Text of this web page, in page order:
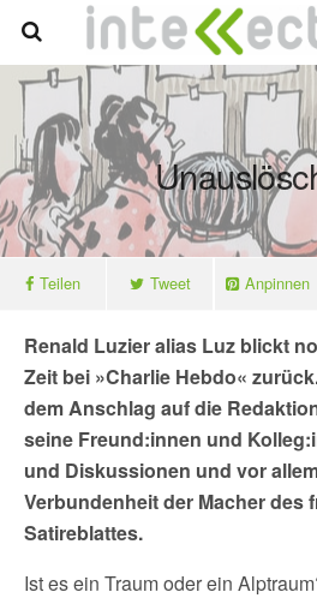
Teilen Tweet Anpinnen
Renald Luzier alias Luz blickt
Zeit bei »Charlie Hebdo«
dem Anschlag auf die
seine Freund:innen und
und Diskussionen und vor
Verbundenheit der Macher des
Satireblattes.
Ist es ein Traum oder ein